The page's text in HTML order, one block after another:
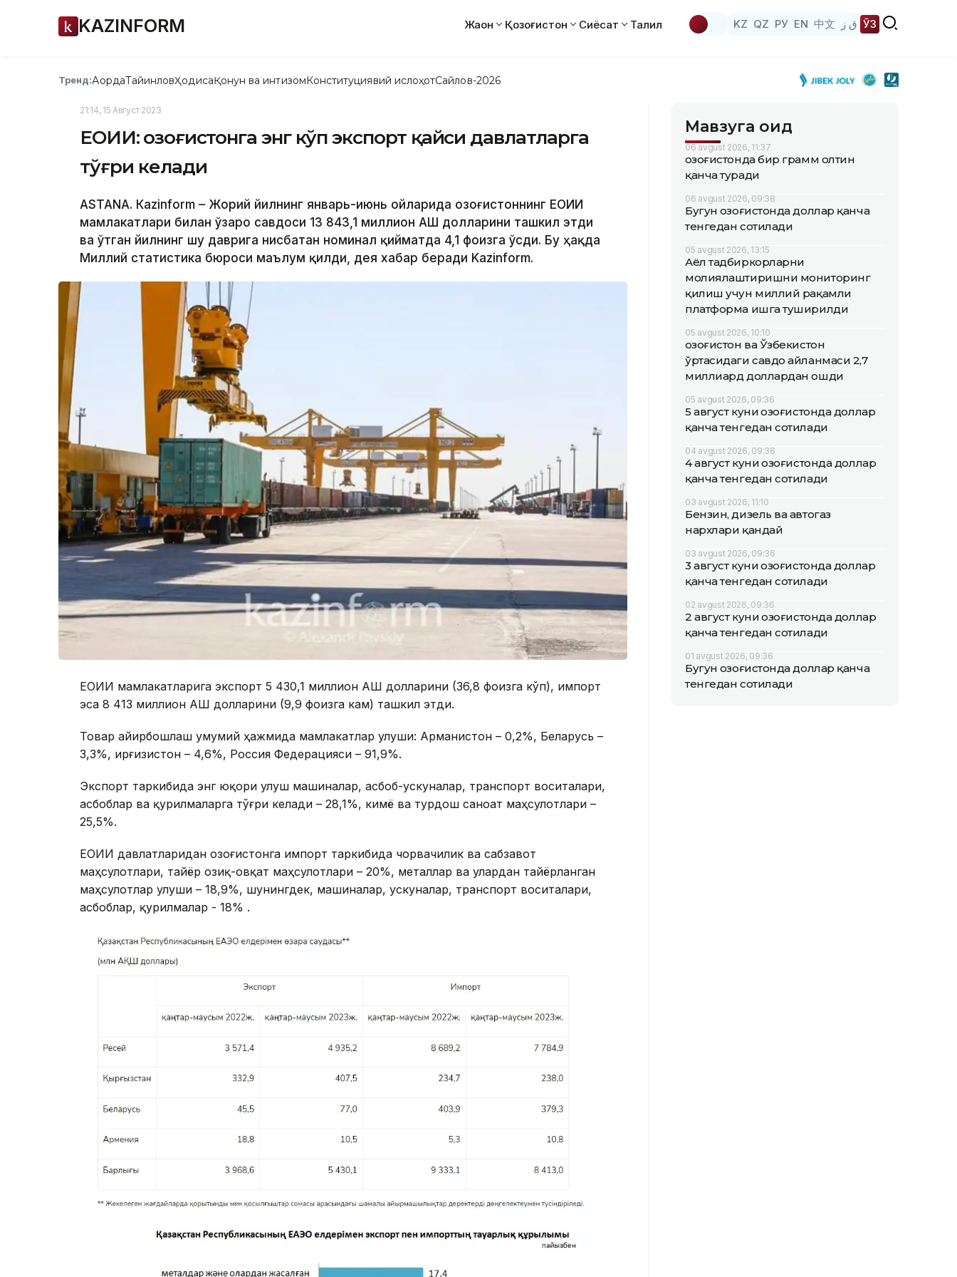
KAZINFORM Жаҳон Қозоғистон Сиёсат Таҳлил KZ QZ РУ EN 中文 ق ز ЎЗ
Тренд:АқордаТайинловҲодисаҚонун ва интизомКонституциявий ислоҳотСайлов-2026
21:14, 15 Август 2023
ЕОИИ: Қозоғистонга энг кўп экспорт қайси давлатларга
тўғри келади
ASTANА. Кazinform – Жорий йилнинг январь-июнь ойларида Қозоғистоннинг ЕОИИ
мамлакатлари билан ўзаро савдоси 13 843,1 миллион АҚШ долларини ташкил этди
ва ўтган йилнинг шу даврига нисбатан номинал қийматда 4,1 фоизга ўсди. Бу ҳақда
Миллий статистика бюроси маълум қилди, дея хабар беради Kazinform.
ЕОИИ мамлакатларига экспорт 5 430,1 миллион АҚШ долларини (36,8 фоизга кўп), импорт
эса 8 413 миллион АҚШ долларини (9,9 фоизга кам) ташкил этди.
Товар айирбошлаш умумий ҳажмида мамлакатлар улуши: Арманистон – 0,2%, Беларусь –
3,3%, Қирғизистон – 4,6%, Россия Федерацияси – 91,9%.
Экспорт таркибида энг юқори улуш машиналар, асбоб-ускуналар, транспорт воситалари,
асбоблар ва қурилмаларга тўғри келади – 28,1%, кимё ва турдош саноат маҳсулотлари –
25,5%.
ЕОИИ давлатларидан Қозоғистонга импорт таркибида чорвачилик ва сабзавот
маҳсулотлари, тайёр озиқ-овқат маҳсулотлари – 20%, металлар ва улардан тайёрланган
маҳсулотлар улуши – 18,9%, шунингдек, машиналар, ускуналар, транспорт воситалари,
асбоблар, қурилмалар - 18% .
Мавзуга оид
06 avgust 2026, 11:37
Қозоғистонда бир грамм олтин
қанча туради
06 avgust 2026, 09:38
Бугун Қозоғистонда доллар қанча
тенгедан сотилади
05 avgust 2026, 13:15
Аёл тадбиркорларни
молиялаштиришни мониторинг
қилиш учун миллий рақамли
платформа ишга туширилди
05 avgust 2026, 10:10
Қозоғистон ва Ўзбекистон
ўртасидаги савдо айланмаси 2,7
миллиард доллардан ошди
05 avgust 2026, 09:36
5 август куни Қозоғистонда доллар
қанча тенгедан сотилади
04 avgust 2026, 09:36
4 август куни Қозоғистонда доллар
қанча тенгедан сотилади
03 avgust 2026, 11:10
Бензин, дизель ва автогаз
нархлари қандай
03 avgust 2026, 09:36
3 август куни Қозоғистонда доллар
қанча тенгедан сотилади
02 avgust 2026, 09:36
2 август куни Қозоғистонда доллар
қанча тенгедан сотилади
01 avgust 2026, 09:36
Бугун Қозоғистонда доллар қанча
тенгедан сотилади